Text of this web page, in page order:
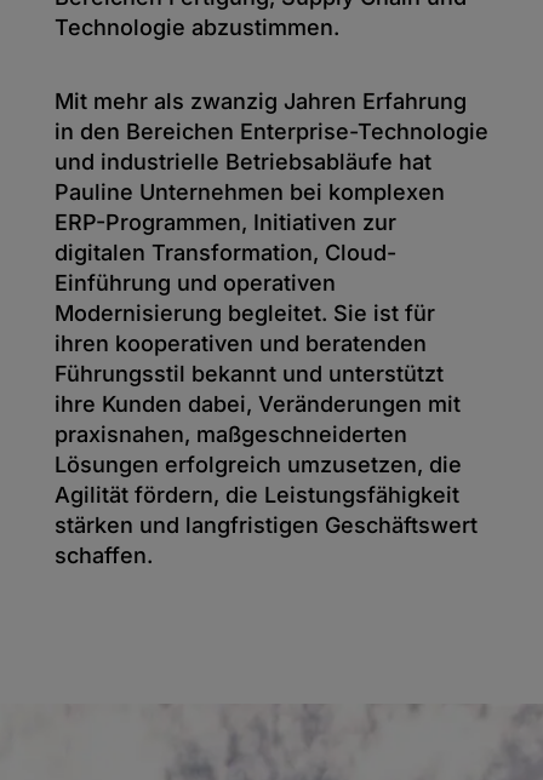
Technologie abzustimmen.
Mit mehr als zwanzig Jahren Erfahrung
in den Bereichen Enterprise-Technologie
und industrielle Betriebsabläufe hat
Pauline Unternehmen bei komplexen
ERP-Programmen, Initiativen zur
digitalen Transformation, Cloud-
Einführung und operativen
Modernisierung begleitet. Sie ist für
ihren kooperativen und beratenden
Führungsstil bekannt und unterstützt
ihre Kunden dabei, Veränderungen mit
praxisnahen, maßgeschneiderten
Lösungen erfolgreich umzusetzen, die
Agilität fördern, die Leistungsfähigkeit
stärken und langfristigen Geschäftswert
schaffen.